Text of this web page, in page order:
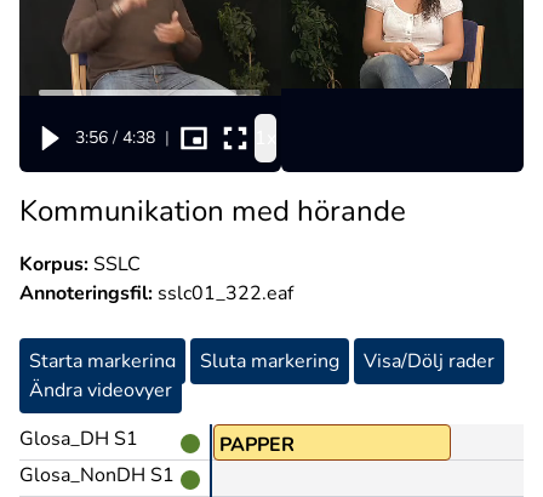
3:56 / 4:38 |
Kommunikation med hörande
Korpus:SSLC
Annoteringsfil: sslc01_322.eaf
Starta markering Sluta markering
Visa/Dölj rader
Ändra videovyer
Glosa_DH S1
Glosa_NonDH S1
PERF PAPPER